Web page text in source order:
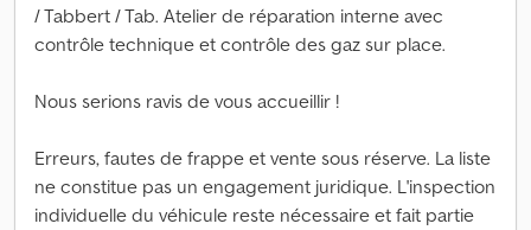
/ Tabbert / Tab. Atelier de réparation interne avec
contrôle technique et contrôle des gaz sur place.
Nous serions ravis de vous accueillir !
Erreurs, fautes de frappe et vente sous réserve. La liste
ne constitue pas un engagement juridique. L'inspection
individuelle du véhicule reste nécessaire et fait partie